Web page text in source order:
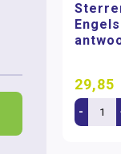
29,85
-